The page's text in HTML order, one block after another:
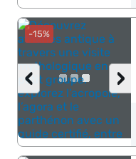
-15%
›
‹